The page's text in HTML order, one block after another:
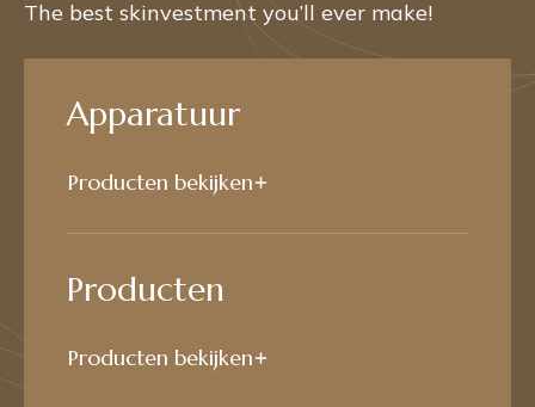
The best skinvestment you’ll ever make!
Apparatuur
Producten bekijken
Producten
Producten bekijken